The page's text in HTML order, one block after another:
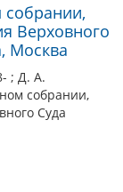
собрании,
Верховного
Москва
; Д. А.
собрании,
Суда